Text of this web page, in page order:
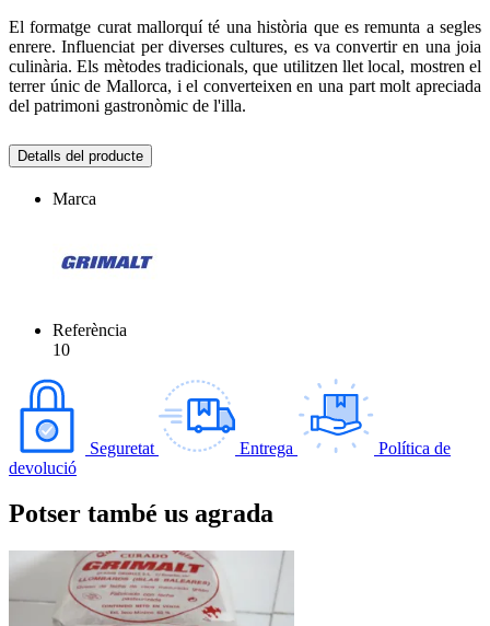
El formatge curat mallorquí té una història que es remunta a segles
enrere. Influenciat per diverses cultures, es va convertir en una joia
culinària. Els mètodes tradicionals, que utilitzen llet local, mostren el
terrer únic de Mallorca, i el converteixen en una part molt apreciada
del patrimoni gastronòmic de l'illa.
Detalls del producte
Marca
Referència
10
Seguretat Entrega
Política de
devolució
Potser també us agrada